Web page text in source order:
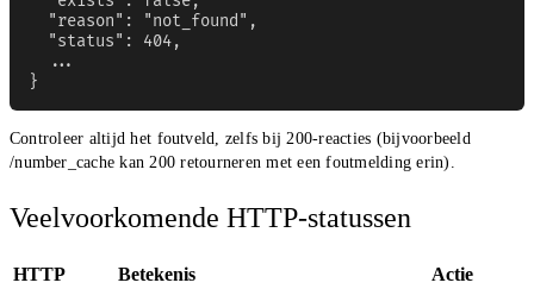
  "reason": "not_found",
  "status": 404,
  ...
}
Controleer altijd het foutveld, zelfs bij 200-reacties (bijvoorbeeld
/number_cache kan 200 retourneren met een foutmelding erin).
Veelvoorkomende HTTP-statussen
HTTP Betekenis Actie